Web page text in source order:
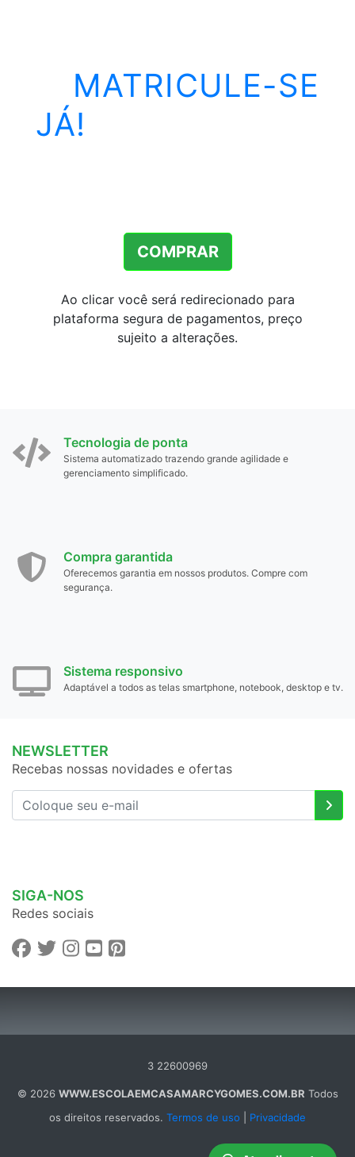
MATRICULE-SE
JÁ!
COMPRAR
Ao clicar você será redirecionado para
plataforma segura de pagamentos, preço
sujeito a alterações.
Tecnologia de ponta
Sistema automatizado trazendo grande agilidade e
gerenciamento simplificado.
Compra garantida
Oferecemos garantia em nossos produtos. Compre com
segurança.
Sistema responsivo
Adaptável a todos as telas smartphone, notebook, desktop e tv.
NEWSLETTER
Recebas nossas novidades e ofertas
SIGA-NOS
Redes sociais
3 22600969
© 2026 WWW.ESCOLAEMCASAMARCYGOMES.COM.BR Todos
os direitos reservados. Termos de uso Privacidade